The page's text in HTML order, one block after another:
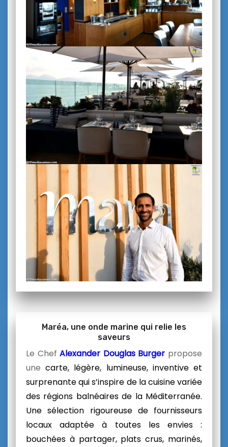
Maréa, une onde marine qui relie les
saveurs
Le ChefAlexander Douglas Burger propose
unecarte, légère, lumineuse, inventive et
surprenante qui s’inspire de la cuisine variée
des régions balnéaires de la Méditerranée.
Une sélection rigoureuse de fournisseurs
locaux adaptée à toutes les envies :
bouchées à partager, plats crus, marinés,